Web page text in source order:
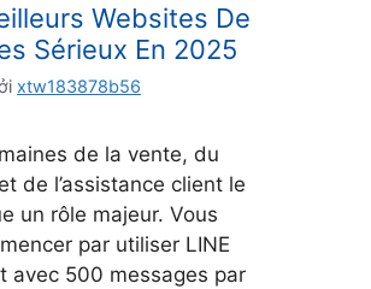
Websites De
Sérieux En 2025
xtw183878b56
de la vente, du
de l’assistance client le
un rôle majeur. Vous
par utiliser LINE
avec 500 messages par